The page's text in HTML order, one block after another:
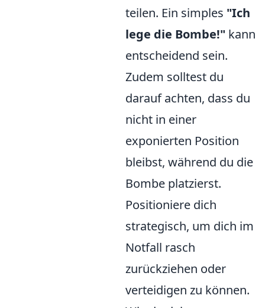
teilen. Ein simples "Ich
lege die Bombe!" kann
entscheidend sein.
Zudem solltest du
darauf achten, dass du
nicht in einer
exponierten Position
bleibst, während du die
Bombe platzierst.
Positioniere dich
strategisch, um dich im
Notfall rasch
zurückziehen oder
verteidigen zu können.